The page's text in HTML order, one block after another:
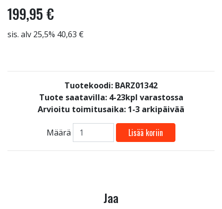
199,95 €
sis. alv 25,5% 40,63 €
Tuotekoodi: BARZ01342
Tuote saatavilla: 4-23kpl varastossa
Arvioitu toimitusaika: 1-3 arkipäivää
Määrä Lisää koriin
Jaa